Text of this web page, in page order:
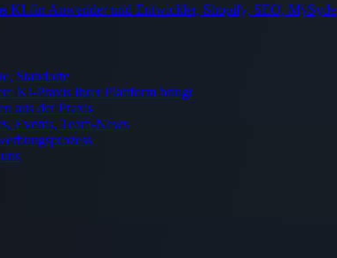
KI für Anwender und Entwickler, Shopify, SEO, MySyde
Standorte
KI-Praxis Ihrer Plattform bringt
aus der Praxis
Events, Team-News